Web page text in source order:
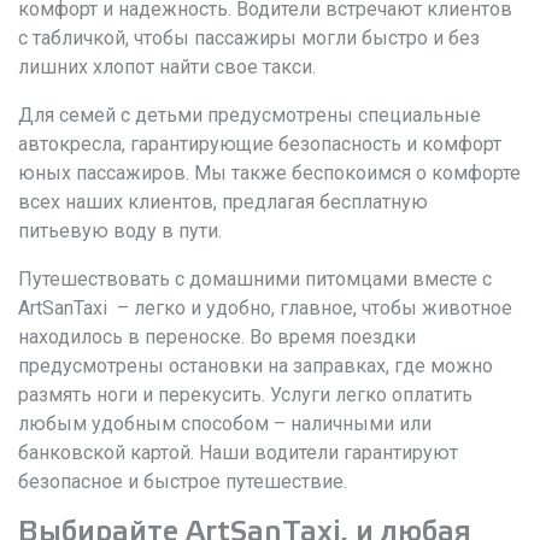
комфорт и надежность. Водители встречают клиентов
с табличкой, чтобы пассажиры могли быстро и без
лишних хлопот найти свое такси.
Для семей с детьми предусмотрены специальные
автокресла, гарантирующие безопасность и комфорт
юных пассажиров. Мы также беспокоимся о комфорте
всех наших клиентов, предлагая бесплатную
питьевую воду в пути.
Путешествовать с домашними питомцами вместе с
ArtSanTaxi – легко и удобно, главное, чтобы животное
находилось в переноске. Во время поездки
предусмотрены остановки на заправках, где можно
размять ноги и перекусить. Услуги легко оплатить
любым удобным способом – наличными или
банковской картой. Наши водители гарантируют
безопасное и быстрое путешествие.
Выбирайте ArtSanTaxi, и любая